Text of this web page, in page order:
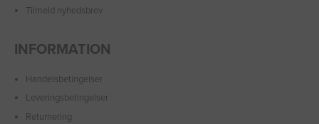
Tilmeld nyhedsbrev
INFORMATION
Handelsbetingelser
Leveringsbetingelser
Returnering